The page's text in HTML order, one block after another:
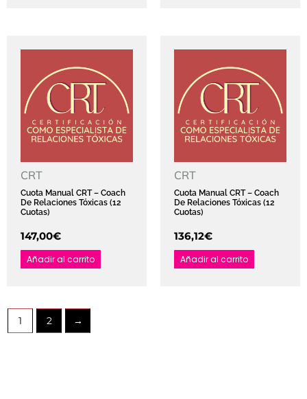
CRT
Cuota Manual CRT – Coach
De Relaciones Tóxicas (12
Cuotas)
147,00€
Añadir al carrito
CRT
Cuota Manual CRT – Coach
De Relaciones Tóxicas (12
Cuotas)
136,12€
Añadir al carrito
1 2 →